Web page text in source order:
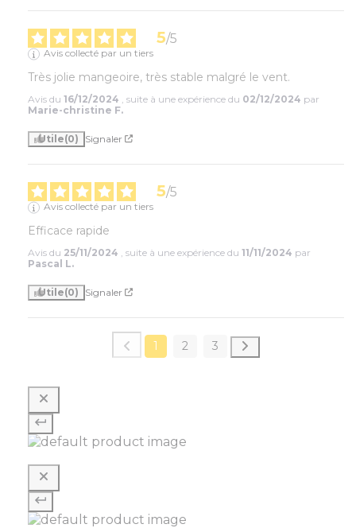
5/5
Avis collecté par un tiers
Très jolie mangeoire, très stable malgré le vent.
Avis du 16/12/2024 , suite à une expérience du 02/12/2024 par
Marie-christine F.
Utile(0) Signaler
5/5
Avis collecté par un tiers
Efficace rapide
Avis du 25/11/2024 , suite à une expérience du 11/11/2024 par
Pascal L.
Utile(0) Signaler
1 2 3